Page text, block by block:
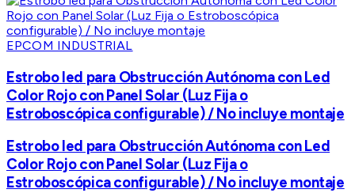
EPCOM INDUSTRIAL
Estrobo led para Obstrucción Autónoma con Led
Color Rojo con Panel Solar (Luz Fija o
Estroboscópica configurable) / No incluye montaje
Estrobo led para Obstrucción Autónoma con Led
Color Rojo con Panel Solar (Luz Fija o
Estroboscópica configurable) / No incluye montaje